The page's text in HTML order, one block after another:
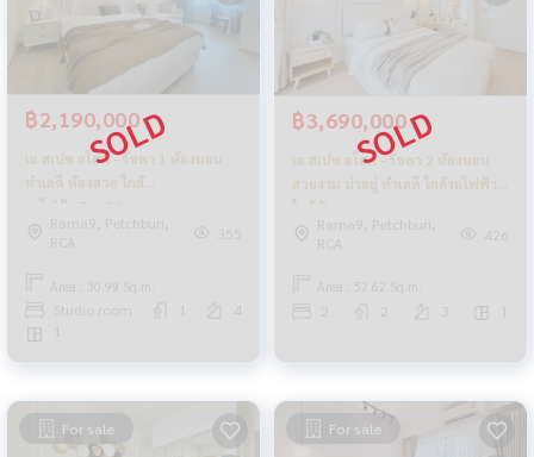
฿2,190,000
เอ สเปซ อโศก - รัชดา 1 ห้องนอน
ทำเลดี ห้องสวย ใกล้
รถไฟฟ้า_Do630
Rama9, Petchburi,
RCA
355
Area : 30.99 Sq.m.
Studio room
4
1
฿3,690,000
เอ สเปซ อโศก - รัชดา 2 ห้องนอน
สวยงาม น่าอยู่ ทำเลดี ใกล้รถไฟฟ้า
ใกล้ห้าง
Rama9, Petchburi,
RCA
426
Area : 52.62 Sq.m.
For sale For sale